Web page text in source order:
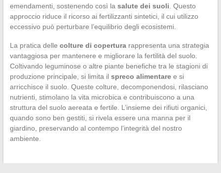
emendamenti, sostenendo così la salute dei suoli . Questo
approccio riduce il ricorso ai fertilizzanti sintetici, il cui utilizzo
eccessivo può perturbare l’equilibrio degli ecosistemi.
La pratica delle colture di coperturarappresenta una strategia
vantaggiosa per mantenere e migliorare la fertilità del suolo.
Coltivando leguminose o altre piante benefiche tra le stagioni di
produzione principale, si limita il spreco alimentaree si
arricchisce il suolo. Queste colture, decomponendosi, rilasciano
nutrienti, stimolano la vita microbica e contribuiscono a una
struttura del suolo aereata e fertile. L’insieme dei rifiuti organici,
quando sono ben gestiti, si rivela essere una manna per il
giardino, preservando al contempo l’integrità del nostro
ambiente.